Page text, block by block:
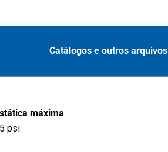
Catálogos e outros arquivos
máxima
psi